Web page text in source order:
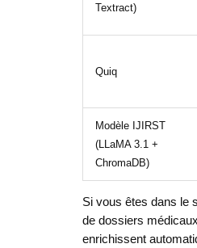
Textract)
Quiq
Modèle IJIRST
(LLaMA 3.1 +
ChromaDB)
Si vous êtes dans le
de dossiers
enrichissent